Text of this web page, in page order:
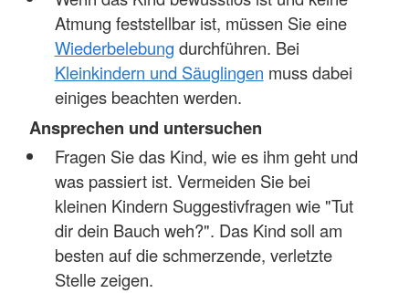
Atmung feststellbar ist, müssen Sie eine
Wiederbelebung durchführen. Bei
Kleinkindern und Säuglingen muss dabei
einiges beachten werden.
Ansprechen und untersuchen
Fragen Sie das Kind, wie es ihm geht und
was passiert ist. Vermeiden Sie bei
kleinen Kindern Suggestivfragen wie "Tut
dir dein Bauch weh?". Das Kind soll am
besten auf die schmerzende, verletzte
Stelle zeigen.